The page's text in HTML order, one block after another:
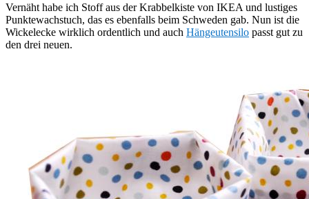
Vernäht habe ich Stoff aus der Krabbelkiste von IKEA und lustiges
Punktewachstuch, das es ebenfalls beim Schweden gab. Nun ist die
Wickelecke wirklich ordentlich und auch Hängeutensilo passt gut zu
den drei neuen.